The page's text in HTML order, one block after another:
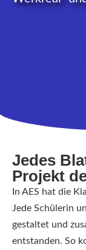
Jedes
Projekt
In AES hat die
Jede Schülerin
gestaltet und
entstanden. So